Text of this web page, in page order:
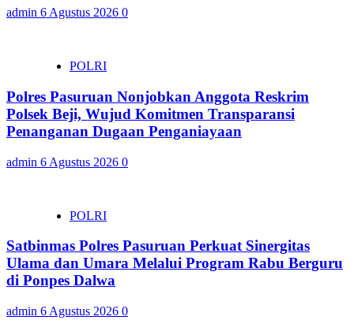
admin 6 Agustus 2026 0
POLRI
Polres Pasuruan Nonjobkan Anggota Reskrim
Polsek Beji, Wujud Komitmen Transparansi
Penanganan Dugaan Penganiayaan
admin 6 Agustus 2026 0
POLRI
Satbinmas Polres Pasuruan Perkuat Sinergitas
Ulama dan Umara Melalui Program Rabu Berguru
di Ponpes Dalwa
admin 6 Agustus 2026 0